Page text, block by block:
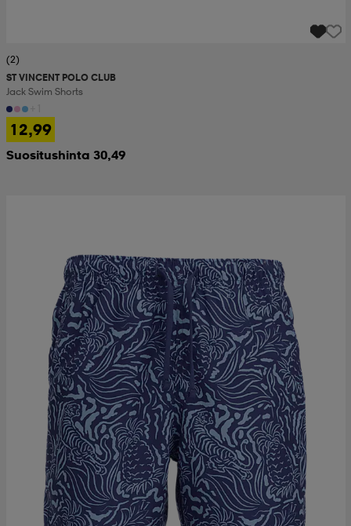
(2)
ST VINCENT POLO CLUB
Jack Swim Shorts
12,99
Suositushinta 30,49